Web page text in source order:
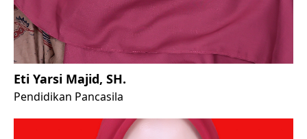
Eti Yarsi Majid, SH.
Pendidikan Pancasila